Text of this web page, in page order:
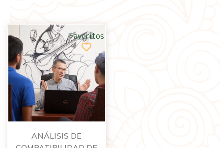
ANÁLISIS DE
Favoritos